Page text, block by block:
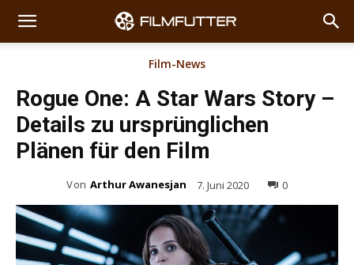
Film-News
Rogue One: A Star Wars Story –
Details zu ursprünglichen
Plänen für den Film
Von Arthur Awanesjan 7. Juni 2020 0